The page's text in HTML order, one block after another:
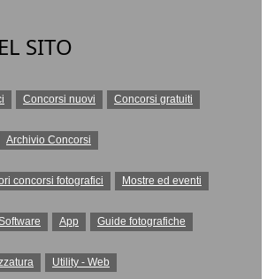
SITO
Concorsi nuovi Concorsi gratuiti
Archivio Concorsi
concorsi fotografici Mostre ed eventi
App Guide fotografiche
Utility - Web